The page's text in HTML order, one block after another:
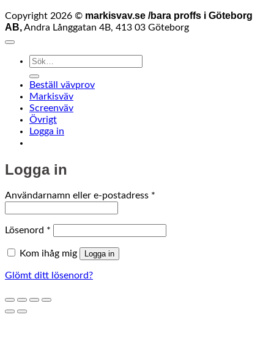
Copyright 2026 © markisvav.se /bara proffs i Göteborg
AB,Andra Långgatan 4B, 413 03 Göteborg
Sök
Beställ vävprov
Markisväv
Screenväv
Övrigt
Logga in
Logga in
Användarnamn eller e-postadress *
Lösenord *
Kom ihåg mig Logga in
Glömt ditt lösenord?